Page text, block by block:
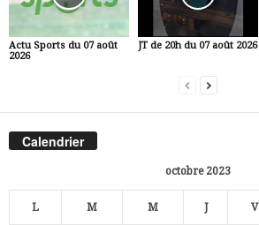
Actu Sports du 07 août
2026
JT de 20h du 07 août 2026
Calendrier
octobre 2023
L M M J V